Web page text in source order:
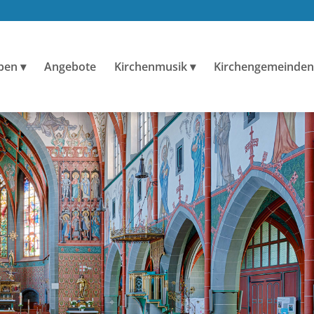
Angebote Kirchenmusik Kirchengemeinden